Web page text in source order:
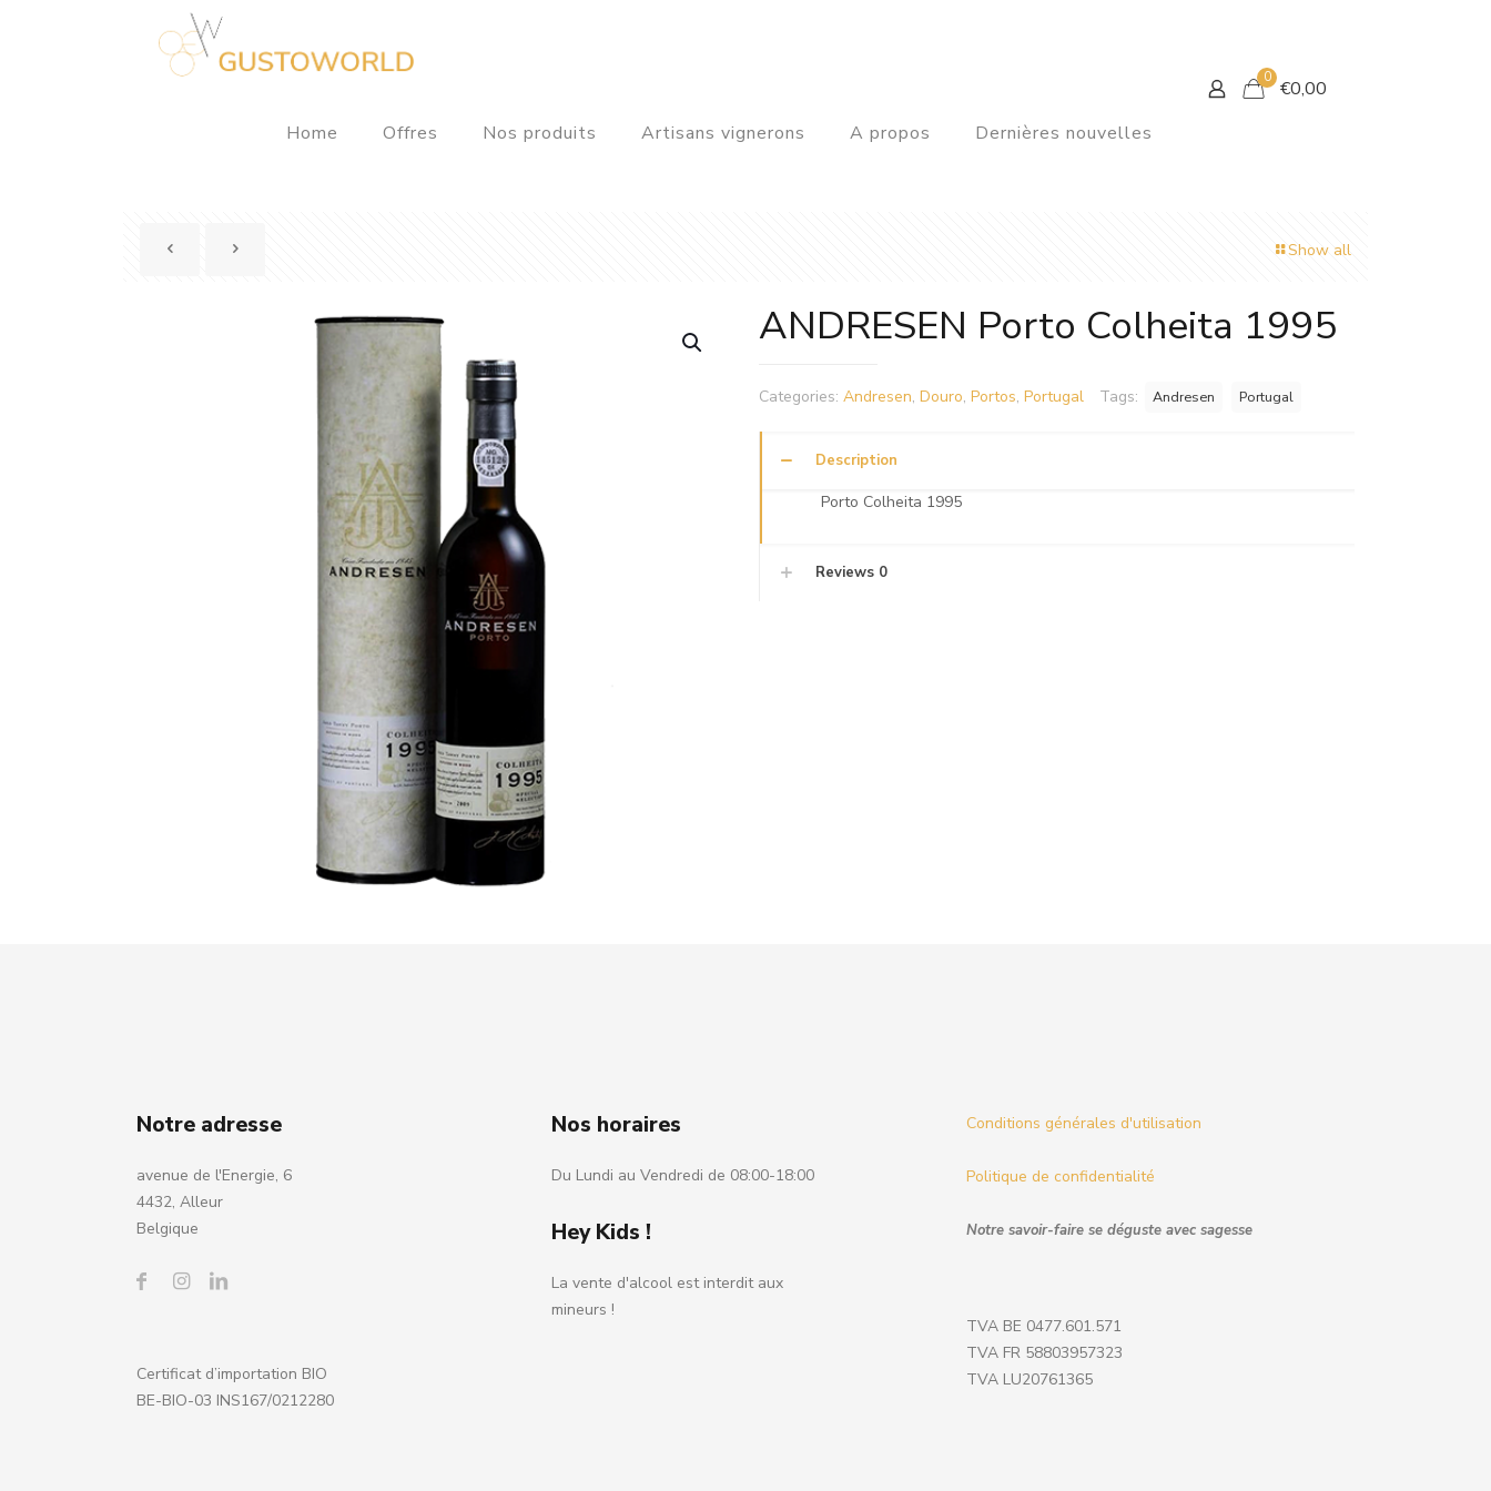
Home Offres Nos produits Artisans vignerons A propos Dernières nouvelles
0 €0,00
Show all
ANDRESEN Porto Colheita 1995
Categories: Andresen, Douro, Portos, Portugal Tags: Andresen Portugal
Description
Porto Colheita 1995
Reviews 0
Notre adresse
avenue de l'Energie, 6
4432, Alleur
Belgique
Certificat d’importation BIO
BE-BIO-03 INS167/0212280
Nos horaires
Du Lundi au Vendredi de 08:00-18:00
Hey Kids !
La vente d'alcool est interdit aux
mineurs !
Conditions générales d'utilisation
Politique de confidentialité
Notre savoir-faire se déguste avec sagesse
TVA BE 0477.601.571
TVA FR 58803957323
TVA LU20761365